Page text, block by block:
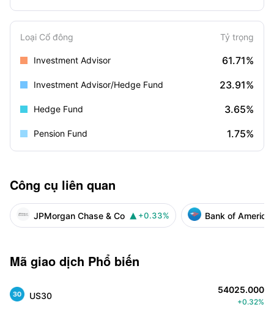
Loại Cổ đông Tỷ trọng
Investment Advisor 61.71%
Investment Advisor/Hedge Fund 23.91%
Hedge Fund 3.65%
Pension Fund 1.75%
Công cụ liên quan
JPMorgan Chase & Co  +0.33% Bank of America
Mã giao dịch Phổ biến
US30
54025.000
+0.32%